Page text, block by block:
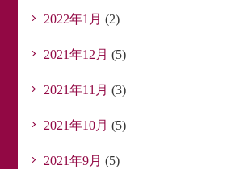
2022年1月 (2)
2021年12月 (5)
2021年11月 (3)
2021年10月 (5)
2021年9月 (5)